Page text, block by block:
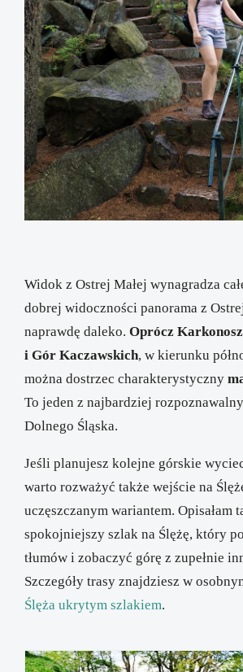
Widok z Ostrej Małej wynagradza
dobrej widoczności panorama z
naprawdę daleko. Oprócz
i Gór Kaczawskich, w kierunku
można dostrzec charakterystyczny
To jeden z najbardziej
Dolnego Śląska.
Jeśli planujesz kolejne górskie
warto rozważyć także wejście na
uczęszczanym wariantem. Opisałam
spokojniejszy szlak na Ślężę, który
tłumów i zobaczyć górę z zupełnie
Szczegóły trasy znajdziesz w
Ślęża ukrytym szlakiem.